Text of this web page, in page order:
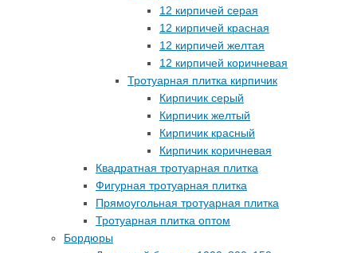
12 кирпичей серая
12 кирпичей красная
12 кирпичей желтая
12 кирпичей коричневая
Тротуарная плитка кирпичик
Кирпичик серый
Кирпичик желтый
Кирпичик красный
Кирпичик коричневая
Квадратная тротуарная плитка
Фигурная тротуарная плитка
Прямоугольная тротуарная плитка
Тротуарная плитка оптом
Бордюры